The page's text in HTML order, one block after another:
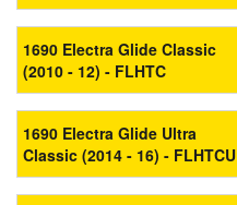
1690 Electra Glide Classic
(2010 - 12) - FLHTC
1690 Electra Glide Ultra
Classic (2014 - 16) - FLHTCU